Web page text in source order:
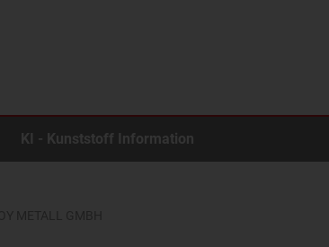
KI - Kunststoff Information